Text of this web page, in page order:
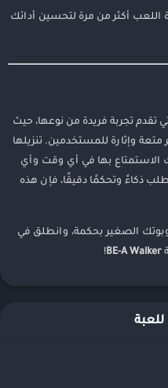
اللعب أكثر من مرة لتحسين أدائك
تقدم تجربة فريدة من نوعها، حيث
متعة وإثارة للمستخدمين. تنزيلها
الاستمتاع بها في أي وقت وأي
ذكاءً وتحكمًا دقيقًا، فإن هذه
الصغير بحكمة، وانطلق في
BE-A Walker
!